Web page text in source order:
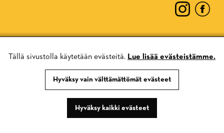
Tietosuojaseloste Evästekäytännöt
Tällä sivustolla käytetään evästeitä. Lue lisää evästeistämme.
Hyväksy vain välttämättömät evästeet
Hyväksy kaikki evästeet